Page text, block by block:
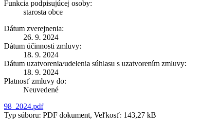
Funkcia podpisujúcej osoby:
starosta obce
Dátum zverejnenia:
26. 9. 2024
Dátum účinnosti zmluvy:
18. 9. 2024
Dátum uzatvorenia/udelenia súhlasu s uzatvorením zmluvy:
18. 9. 2024
Platnosť zmluvy do:
Neuvedené
98_2024.pdf
Typ súboru: PDF dokument, Veľkosť: 143,27 kB